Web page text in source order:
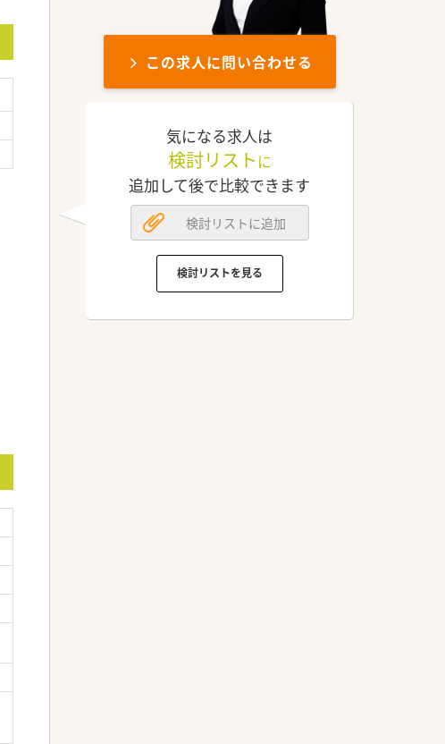
この求人に問い合わせる
気になる求人は
検討リスト に
追加して後で比較できます
検討リストに追加
検討リストを見る